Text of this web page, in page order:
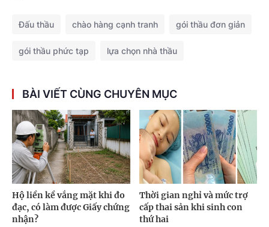
Đấu thầu chào hàng cạnh tranh gói thầu đơn giản
gói thầu phức tạp lựa chọn nhà thầu
BÀI VIẾT CÙNG CHUYÊN MỤC
Hộ liền kề vắng mặt khi đo
đạc, có làm được Giấy chứng
nhận?
Thời gian nghỉ và mức trợ
cấp thai sản khi sinh con
thứ hai